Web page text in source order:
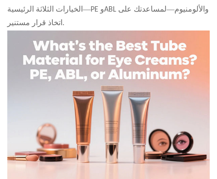
الخيارات الثلاثة الرئيسية — PE وABL والألومنيوم—لمساعدتك على
اتخاذ قرار مستنير.